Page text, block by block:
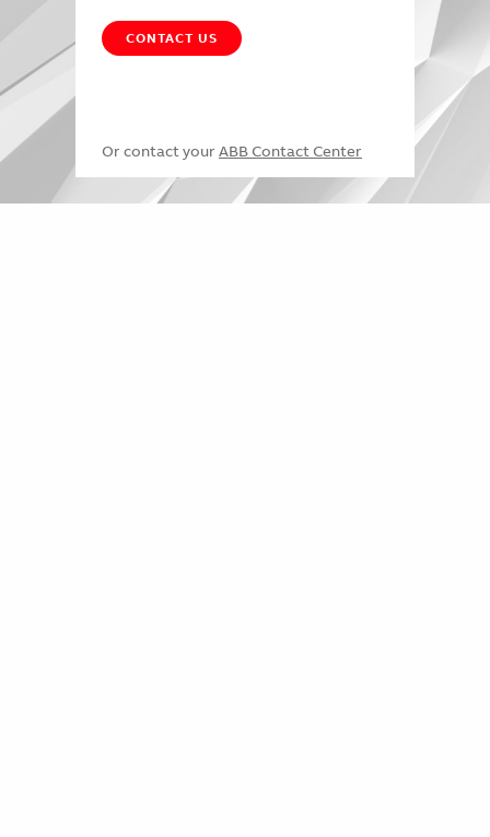
CONTACT US
Or contact your ABB Contact Center